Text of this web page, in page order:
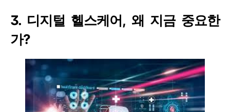
3. 디지털 헬스케어, 왜 지금 중요한
가?